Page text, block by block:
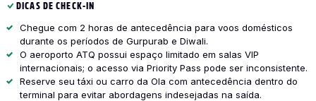
DICAS DE CHECK-IN
Chegue com 2 horas de antecedência para voos domésticos
durante os períodos de Gurpurab e Diwali.
O aeroporto ATQ possui espaço limitado em salas VIP
internacionais; o acesso via Priority Pass pode ser inconsistente.
Reserve seu táxi ou carro da Ola com antecedência dentro do
terminal para evitar abordagens indesejadas na saída.